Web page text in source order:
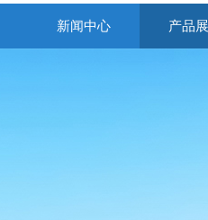
新闻中心 产品